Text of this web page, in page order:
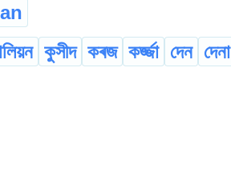
কুসীদ কৰজ কৰ্জ্জা দেন দেনা